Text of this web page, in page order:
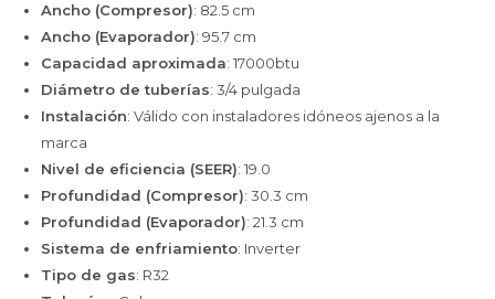
Ancho (Compresor): 82.5 cm
Ancho (Evaporador): 95.7 cm
Capacidad aproximada: 17000btu
Diámetro de tuberías: 3/4 pulgada
Instalación: Válido con instaladores idóneos ajenos a la
marca
Nivel de eficiencia (SEER): 19.0
Profundidad (Compresor): 30.3 cm
Profundidad (Evaporador): 21.3 cm
Sistema de enfriamiento: Inverter
Tipo de gas: R32